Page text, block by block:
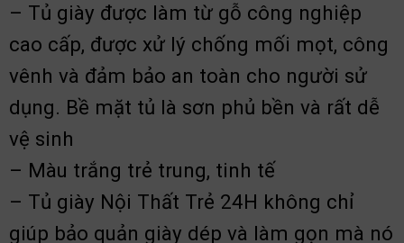
– Tủ giày được làm từ gỗ công nghiệp
cao cấp, được xử lý chống mối mọt, công
vênh và đảm bảo an toàn cho người sử
dụng. Bề mặt tủ là sơn phủ bền và rất dễ
vệ sinh
– Màu trắng trẻ trung, tinh tế
– Tủ giày Nội Thất Trẻ 24H không chỉ
giúp bảo quản giày dép và làm gọn mà nó